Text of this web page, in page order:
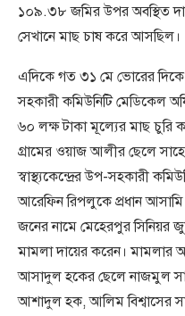
১০৯.৩৮ জমির উপর অবস্থিত
সেখানে মাছ চাষ করে আসছিল।
এদিকে গত ৩১ মে ভোরের দিকে
সহকারী কমিউনিটি মেডিকেল
৬০ লক্ষ টাকা মূল্যের মাছ চুরি
গ্রামের ওয়াজ আলীর ছেলে
স্বাস্থ্যকেন্দ্রের উপ-সহকারী
আরেফিন রিপলুকে প্রধান
জনের নামে মেহেরপুর সিনিয়র
মামলা দায়ের করেন। মামলার
আসাদুল হকের ছেলে নাজমুল
আশাদুল হক, আলিম